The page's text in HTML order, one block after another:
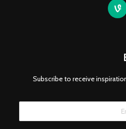
Subscribe to receive